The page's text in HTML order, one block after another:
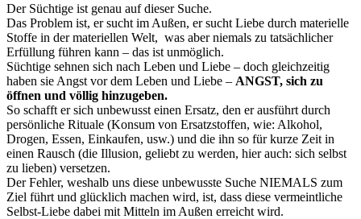
Der Süchtige ist genau auf dieser Suche.
Das Problem ist, er sucht im Außen, er sucht Liebe durch materielle
Stoffe in der materiellen Welt, was aber niemals zu tatsächlicher
Erfüllung führen kann – das ist unmöglich.
Süchtige sehnen sich nach Leben und Liebe – doch gleichzeitig
haben sie Angst vor dem Leben und Liebe – ANGST, sich zu
öffnen und völlig hinzugeben.
So schafft er sich unbewusst einen Ersatz, den er ausführt durch
persönliche Rituale (Konsum von Ersatzstoffen, wie: Alkohol,
Drogen, Essen, Einkaufen, usw.) und die ihn so für kurze Zeit in
einen Rausch (die Illusion, geliebt zu werden, hier auch: sich selbst
zu lieben) versetzen.
Der Fehler, weshalb uns diese unbewusste Suche NIEMALS zum
Ziel führt und glücklich machen wird, ist, dass diese vermeintliche
Selbst-Liebe dabei mit Mitteln im Außen erreicht wird.